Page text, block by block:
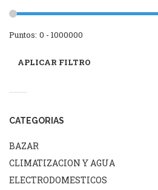
Puntos:
CATEGORIAS
BAZAR
CLIMATIZACION Y AGUA
ELECTRODOMESTICOS